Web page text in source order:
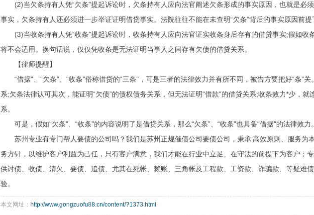
(2)当欠条持有人凭“欠条”提起诉讼时，欠条持有人应向法官阐述欠条形成的事实原因，也就是必
事实，欠条持有人还必须进一步举证证明借贷事实。法院往往不能在未查明“欠条”背后的事实原因前提
(3)当收条持有人凭“收条”提起诉讼时，收条持有人应向法官证实收条身后存有的借贷事实;假如收
将不会适用。换句话说，仅仅凭收条是无法证明当事人之间存有欠债的借贷关系。
【律师提醒】
“借据”、“欠条”、“收条”俗称借贷的“三条”，可是三者的法律效力并有所不同，被告方要把好“条”
系;欠条法律认可其次，能证明“欠债”的债权债务关系，但无法证明“借款”的借贷关系;收条效力*少，
系。
可是，假如“欠条”、“收条”的内容说明了是借贷关系，那么“欠条”、“收条”也具备“借据”的法律效力。
苏州专业有专门帮人要债的公司吗？我们是苏州正规催债公司要债公司，秉承‘高效原则、服务为
务方针，以维护客户利益为己任，只有客户满意，我们才能在行业中立足、在守法的前提下为客户；
供讨债、收债、清欠、要债、追债、尤其在死帐、赖账、三角帐及工程款、工资款、诈骗款、等疑难
验。
本文网址： http://www.gongzuofu88.cn/content/?1373.html